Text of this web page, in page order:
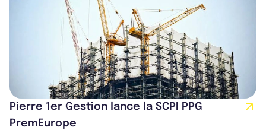
Pierre 1er Gestion lance la SCPI PPG
PremEurope